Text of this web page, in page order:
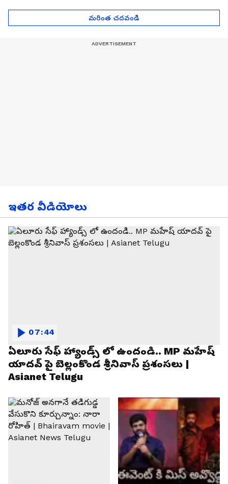
News Telugu
మరింత చదవండి
ఇతర వీడియోలు
ఏలూరు సేఫ్ హ్యాండ్స్ లో ఉందండి.. MP మహేష్
యాదవ్ పై బెల్లంకొండ శ్రీనివాస్ ప్రశంసలు |
Asianet Telugu
07:44